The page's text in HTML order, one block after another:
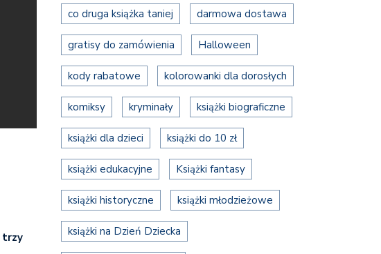
trzy
co druga książka taniej darmowa dostawa
gratisy do zamówienia Halloween
kody rabatowe kolorowanki dla dorosłych
komiksy kryminały książki biograficzne
książki dla dzieci książki do 10 zł
książki edukacyjne Książki fantasy
książki historyczne książki młodzieżowe
książki na Dzień Dziecka